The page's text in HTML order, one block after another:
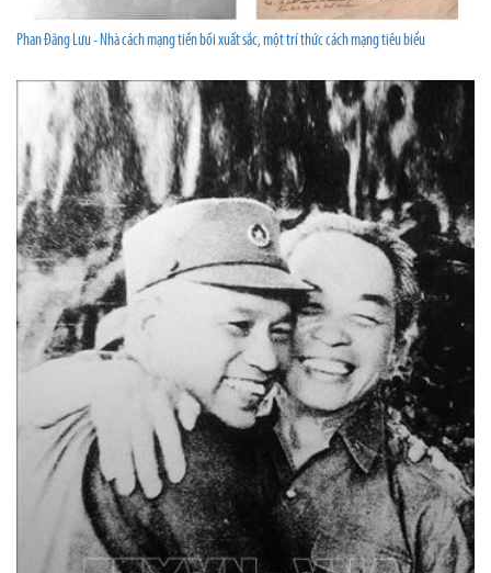
Phan Đăng Lưu - Nhà cách mạng tiền bối xuất sắc, một trí thức cách mạng tiêu biểu